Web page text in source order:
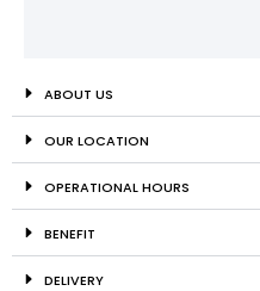
ABOUT US
OUR LOCATION
OPERATIONAL HOURS
BENEFIT
DELIVERY